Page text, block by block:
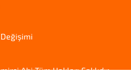
Abi Tüm Hakları Saklıdır.